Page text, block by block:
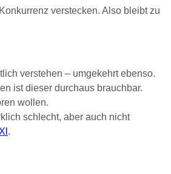
verstecken. Also bleibt zu
verstehen – umgekehrt ebenso.
ist dieser durchaus brauchbar.
wollen.
schlecht, aber auch nicht
.